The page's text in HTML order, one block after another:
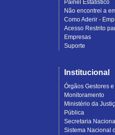
Painel Estatístico
Não encontrei a
Como Aderir -
Acesso Restrito
Empresas
Suporte
Institucional
Órgãos Gestores e
Monitoramento
Ministério da
Pública
Secretaria
Sistema Nacional